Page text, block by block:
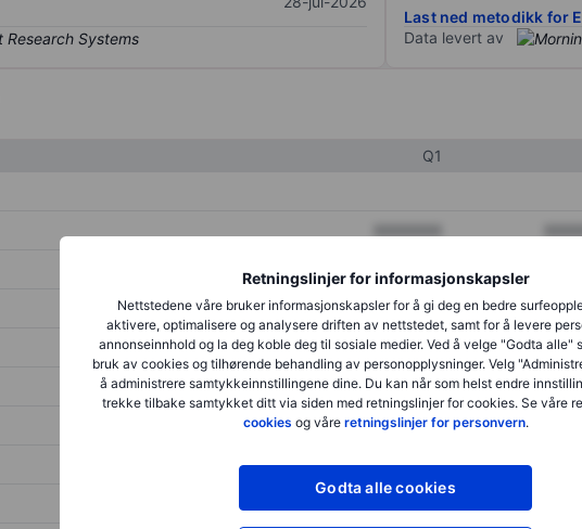
Retningslinjer for informasjonskapsler
Nettstedene våre bruker informasjonskapsler for å gi deg en bedre
aktivere, optimalisere og analysere driften av nettstedet, samt for å levere
annonseinnhold og la deg koble deg til sosiale medier. Ved å velge "Godta alle"
bruk av cookies og tilhørende behandling av personopplysninger. Velg
å administrere samtykkeinnstillingene dine. Du kan når som helst endre
trekke tilbake samtykket ditt via siden med retningslinjer for cookies. Se våre
cookies og våre retningslinjer for personvern.
Godta alle cookies
Last ned metodikk for
Data levert av
Q1
XXXXXXX
XXXXXXX
XXXXXXX
XXXXXXX